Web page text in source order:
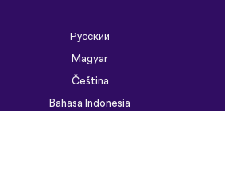
Čeština
Bahasa Indonesia
العربية الرسمية الحديثة